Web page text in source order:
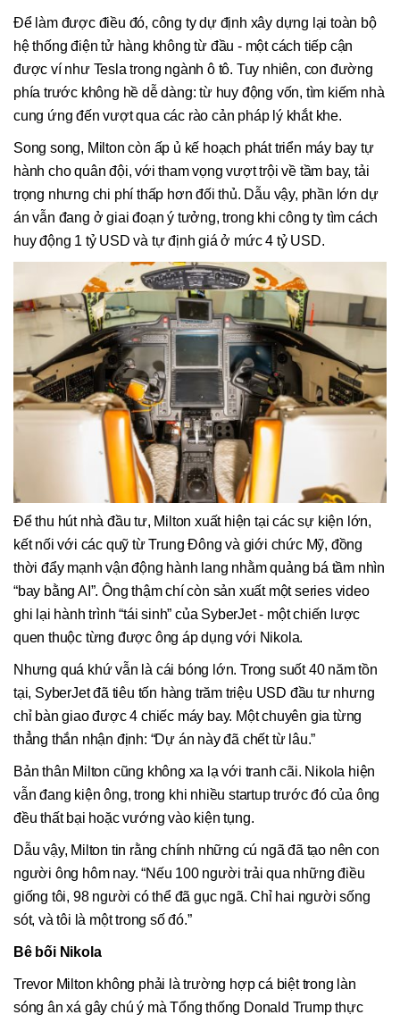
Để làm được điều đó, công ty dự định xây dựng lại toàn bộ
hệ thống điện tử hàng không từ đầu - một cách tiếp cận
được ví như Tesla trong ngành ô tô. Tuy nhiên, con đường
phía trước không hề dễ dàng: từ huy động vốn, tìm kiếm nhà
cung ứng đến vượt qua các rào cản pháp lý khắt khe.
Song song, Milton còn ấp ủ kế hoạch phát triển máy bay tự
hành cho quân đội, với tham vọng vượt trội về tầm bay, tải
trọng nhưng chi phí thấp hơn đối thủ. Dẫu vậy, phần lớn dự
án vẫn đang ở giai đoạn ý tưởng, trong khi công ty tìm cách
huy động 1 tỷ USD và tự định giá ở mức 4 tỷ USD.
Để thu hút nhà đầu tư, Milton xuất hiện tại các sự kiện lớn,
kết nối với các quỹ từ Trung Đông và giới chức Mỹ, đồng
thời đẩy mạnh vận động hành lang nhằm quảng bá tầm nhìn
“bay bằng AI”. Ông thậm chí còn sản xuất một series video
ghi lại hành trình “tái sinh” của SyberJet - một chiến lược
quen thuộc từng được ông áp dụng với Nikola.
Nhưng quá khứ vẫn là cái bóng lớn. Trong suốt 40 năm tồn
tại, SyberJet đã tiêu tốn hàng trăm triệu USD đầu tư nhưng
chỉ bàn giao được 4 chiếc máy bay. Một chuyên gia từng
thẳng thắn nhận định: “Dự án này đã chết từ lâu.”
Bản thân Milton cũng không xa lạ với tranh cãi. Nikola hiện
vẫn đang kiện ông, trong khi nhiều startup trước đó của ông
đều thất bại hoặc vướng vào kiện tụng.
Dẫu vậy, Milton tin rằng chính những cú ngã đã tạo nên con
người ông hôm nay. “Nếu 100 người trải qua những điều
giống tôi, 98 người có thể đã gục ngã. Chỉ hai người sống
sót, và tôi là một trong số đó.”
Bê bối Nikola
Trevor Milton không phải là trường hợp cá biệt trong làn
sóng ân xá gây chú ý mà Tổng thống Donald Trump thực